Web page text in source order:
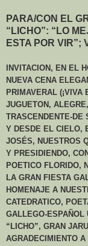
PARA/CON EL
“LICHO”: “LO
ESTA POR VIR”;
INVITACION, EN EL
NUEVA CENA
PRIMAVERAL (¡VIVA
JUGUETON,
TRASCENDENTE-DE
Y DESDE EL CIELO,
JOSÉS, NUESTROS
Y PRESIDIENDO,
POETICO FLORIDO,
LA GRAN FIESTA
HOMENAJE A
CATEDRATICO,
GALLEGO-
“LICHO”, GRAN
AGRADECIMIENTO